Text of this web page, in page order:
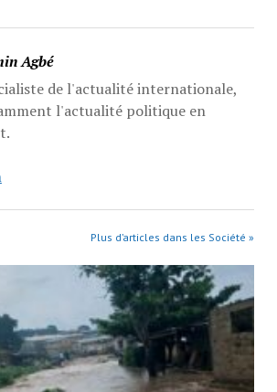
Agbé
de l'actualité internationale,
l'actualité politique en
Plus d’articles dans les Société »